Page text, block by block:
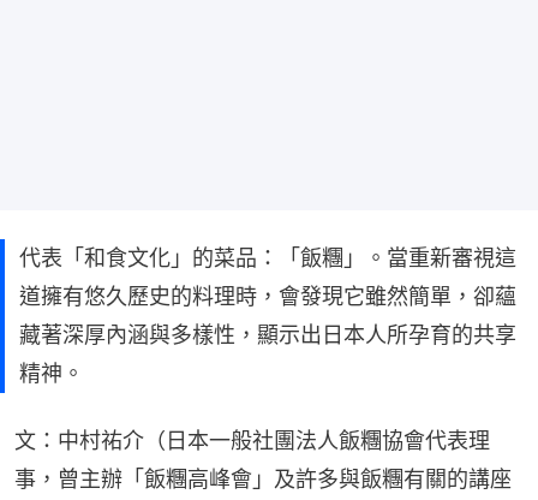
代表「和食文化」的菜品：「飯糰」。當重新審視這
道擁有悠久歷史的料理時，會發現它雖然簡單，卻蘊
藏著深厚內涵與多樣性，顯示出日本人所孕育的共享
精神。
文：中村祐介（日本一般社團法人飯糰協會代表理
事，曾主辦「飯糰高峰會」及許多與飯糰有關的講座